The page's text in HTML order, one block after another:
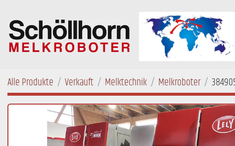
Alle Produkte Verkauft Melktechnik Melkroboter